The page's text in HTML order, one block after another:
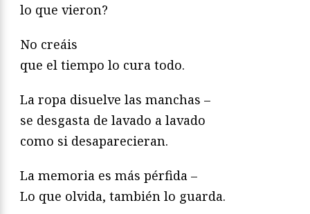
lo que vieron?
No creáis
que el tiempo lo cura todo.
La ropa disuelve las manchas –
se desgasta de lavado a lavado
como si desaparecieran.
La memoria es más pérfida –
Lo que olvida, también lo guarda.